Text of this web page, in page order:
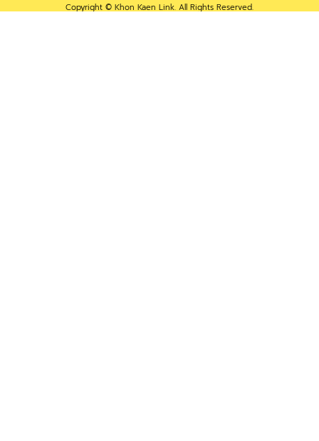
Copyright © Khon Kaen Link. All Rights Reserved.